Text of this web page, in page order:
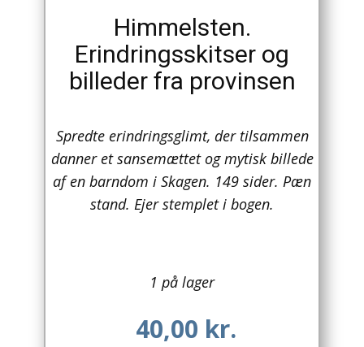
Antikviteter
Arkæologi
Asien
Australien
Biografier / Erindringer
Bryggerier
Himmelsten.
Erindringsskitser og
billeder fra provinsen
Spredte erindringsglimt, der tilsammen
danner et sansemættet og mytisk billede
af en barndom i Skagen. 149 sider. Pæn
stand. Ejer stemplet i bogen.
1 på lager
40,00 kr.